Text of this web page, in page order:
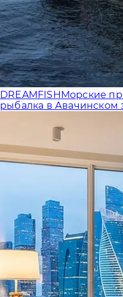
DREAMFISHМорские
рыбалка в Авачинском